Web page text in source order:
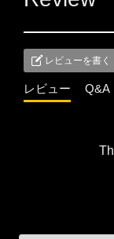
レビューを書く
レビュー Q&A